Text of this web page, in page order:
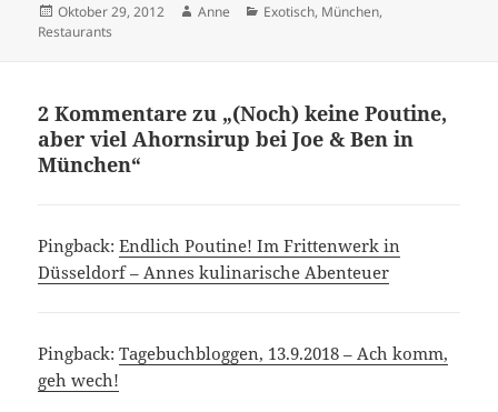
Veröffentlicht
am
Oktober 29, 2012 Autor
Anne Kategorien
Exotisch, München,
Restaurants
2 Kommentare zu „(Noch) keine Poutine,
aber viel Ahornsirup bei Joe & Ben in
München“
Pingback:Endlich Poutine! Im Frittenwerk in
Düsseldorf – Annes kulinarische Abenteuer
Pingback:Tagebuchbloggen, 13.9.2018 – Ach komm,
geh wech!